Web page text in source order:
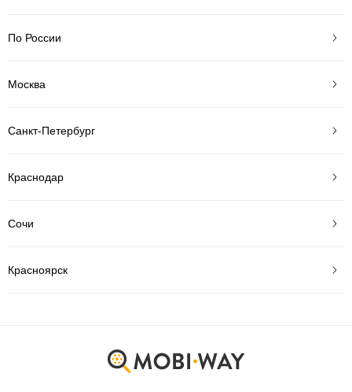
По России
Москва
Санкт-Петербург
Краснодар
Сочи
Красноярск